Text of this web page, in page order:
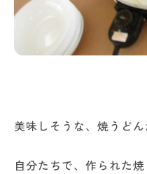
美味しそうな、焼うど
自分たちで、作られた